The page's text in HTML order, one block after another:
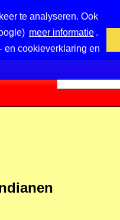
te analyseren. Ook
meer informatie .
en cookieverklaring en